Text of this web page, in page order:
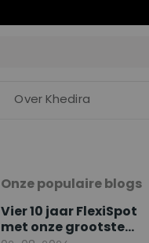
Over Khedira
Onze populaire blogs
Vier 10 jaar FlexiSpot
met onze grootste